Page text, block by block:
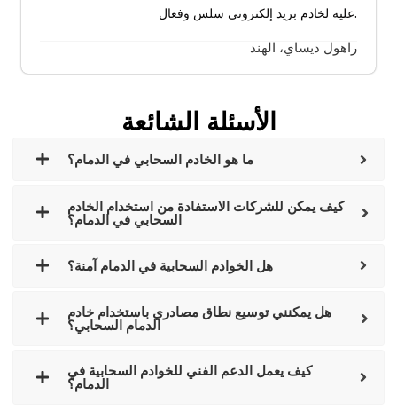
عليه لخادم بريد إلكتروني سلس وفعال.
راهول ديساي، الهند
الأسئلة الشائعة
ما هو الخادم السحابي في الدمام؟
كيف يمكن للشركات الاستفادة من استخدام الخادم
السحابي في الدمام؟
هل الخوادم السحابية في الدمام آمنة؟
هل يمكنني توسيع نطاق مصادري باستخدام خادم
الدمام السحابي؟
كيف يعمل الدعم الفني للخوادم السحابية في
الدمام؟